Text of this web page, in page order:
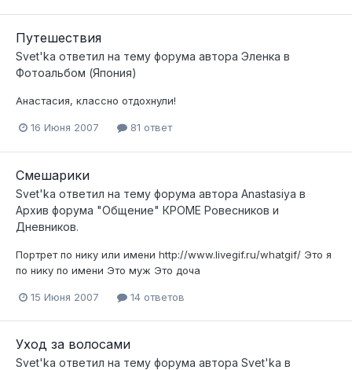
Путешествия
Svet'ka ответил на тему форума автора Эленка в
Фотоальбом (Япония)
Анастасия, классно отдохнули!
16 Июня 2007 81 ответ
Смешарики
Svet'ka ответил на тему форума автора Anastasiya в
Архив форума "Общение" КРОМЕ Ровесников и
Дневников.
Портрет по нику или имени http://www.livegif.ru/whatgif/ Это я
по нику по имени Это муж Это доча
15 Июня 2007 14 ответов
Уход за волосами
Svet'ka ответил на тему форума автора Svet'ka в